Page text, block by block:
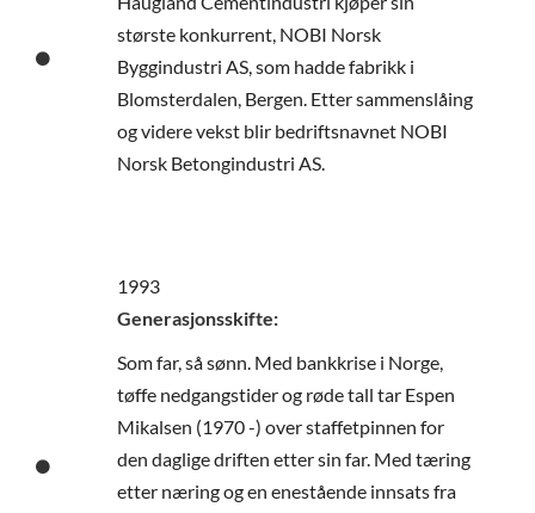
største konkurrent, NOBI Norsk
Byggindustri AS, som hadde fabrikk i
Blomsterdalen, Bergen. Etter sammenslåing
og videre vekst blir bedriftsnavnet NOBI
Norsk Betongindustri AS.
1993
Generasjonsskifte:
Som far, så sønn. Med bankkrise i Norge,
tøffe nedgangstider og røde tall tar Espen
Mikalsen (1970 -) over staffetpinnen for
den daglige driften etter sin far. Med tæring
etter næring og en enestående innsats fra